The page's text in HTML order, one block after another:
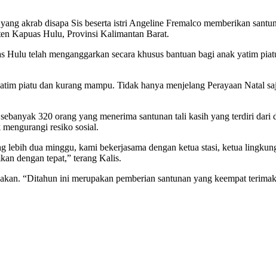
akrab disapa Sis beserta istri Angeline Fremalco memberikan
Kapuas Hulu, Provinsi Kalimantan Barat.
telah menganggarkan secara khusus bantuan bagi anak yatim
piatu dan kurang mampu. Tidak hanya menjelang Perayaan Natal
320 orang yang menerima santunan tali kasih yang terdiri
resiko sosial.
dua minggu, kami bekerjasama dengan ketua stasi, ketua
dengan tepat,” terang Kalis.
“Ditahun ini merupakan pemberian santunan yang keempat